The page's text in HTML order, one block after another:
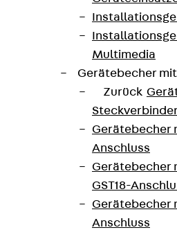
Multimedia
Gerätebecher
Zurück
Gerätebecher
Anschluss
Gerätebecher
GST18-
Gerätebecher
Anschluss